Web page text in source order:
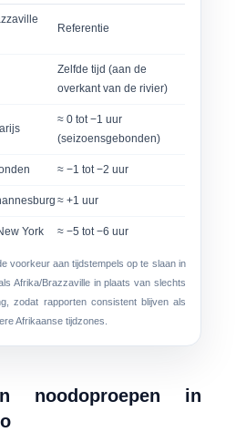
Referentie
Zelfde tijd (aan de
overkant van de rivier)
≈ 0 tot −1 uur
(seizoensgebonden)
≈ −1 tot −2 uur
≈ +1 uur
York ≈ −5 tot −6 uur
voorkeur aan tijdstempels op te slaan in
Afrika/Brazzaville in plaats van slechts
zodat rapporten consistent blijven als
Afrikaanse tijdzones.
noodoproepen in